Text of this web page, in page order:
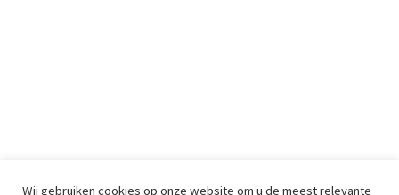
Wij gebruiken cookies op onze website om u de meest relevante